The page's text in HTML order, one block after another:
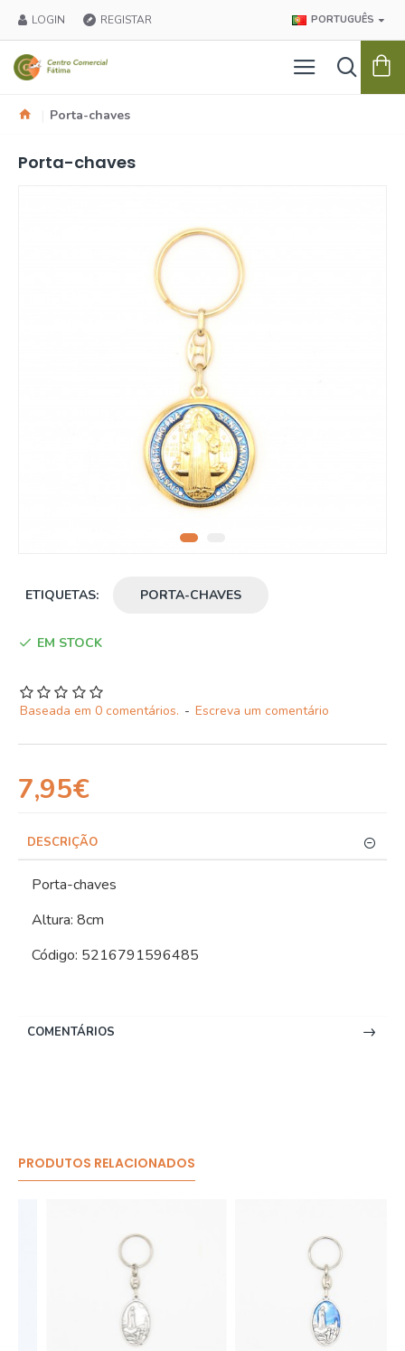
LOGIN REGISTAR PORTUGUÊS
Porta-chaves
Porta-chaves
ETIQUETAS: PORTA-CHAVES
EM STOCK
Baseada em 0 comentários. - Escreva um comentário
7,95€
DESCRIÇÃO
Porta-chaves
Altura: 8cm
Código: 5216791596485
COMENTÁRIOS
PRODUTOS RELACIONADOS